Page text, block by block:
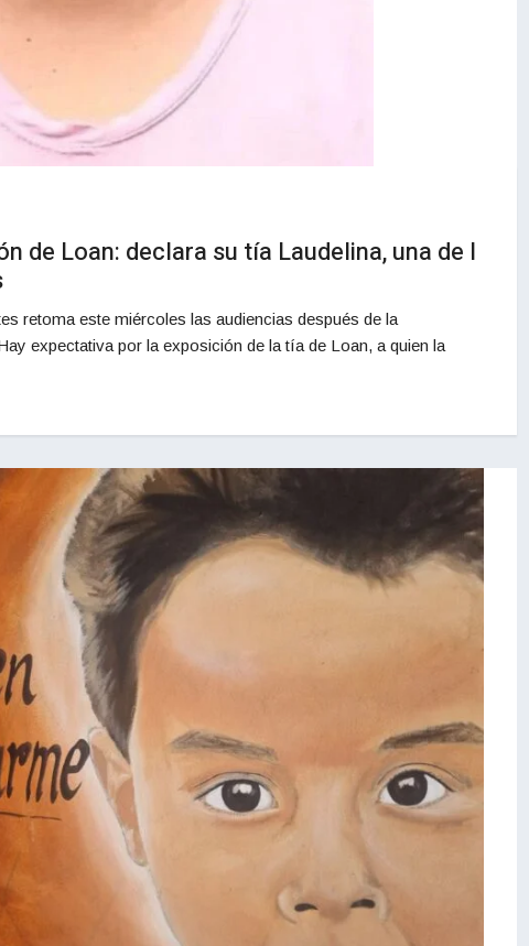
de Loan: declara su tía Laudelina, una de l
retoma este miércoles las audiencias después de la
expectativa por la exposición de la tía de Loan, a quien la